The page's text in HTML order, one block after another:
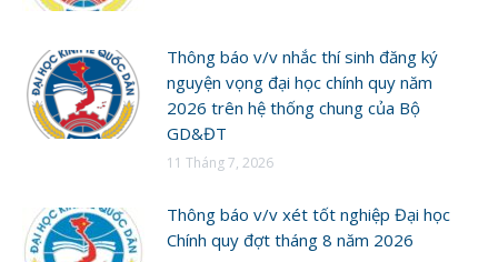
Thông báo v/v nhắc thí sinh đăng ký
nguyện vọng đại học chính quy năm
2026 trên hệ thống chung của Bộ
GD&ĐT
11 Tháng 7, 2026
Thông báo v/v xét tốt nghiệp Đại học
Chính quy đợt tháng 8 năm 2026